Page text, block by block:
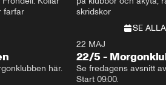
farfar
skridskor
SE ALLA
här.
22 MAJ
22/5 -
Se fredagens avsnitt
Start 09.00.